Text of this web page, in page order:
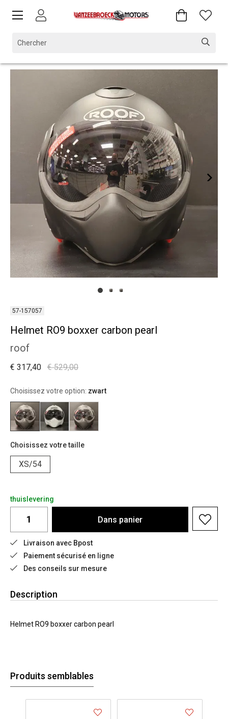
57-157057
Helmet RO9 boxxer carbon pearl
roof
€ 529,00
€ 317,40
Choisissez votre option: zwart
Choisissez votre taille
XS/54
thuislevering
Dans panier
Livraison avec Bpost
Paiement sécurisé en ligne
Des conseils sur mesure
Description
Helmet RO9 boxxer carbon pearl
Produits semblables